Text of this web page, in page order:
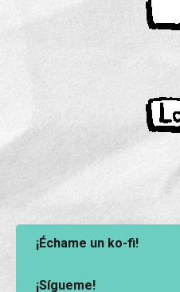
¡Échame un ko-fi!
¡Sígueme!